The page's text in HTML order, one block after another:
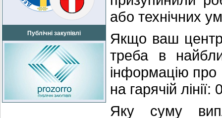
Публічні закупівлі
або технічних
Якщо ваш центр
треба в
інформацію
на гарячій
Яку суму